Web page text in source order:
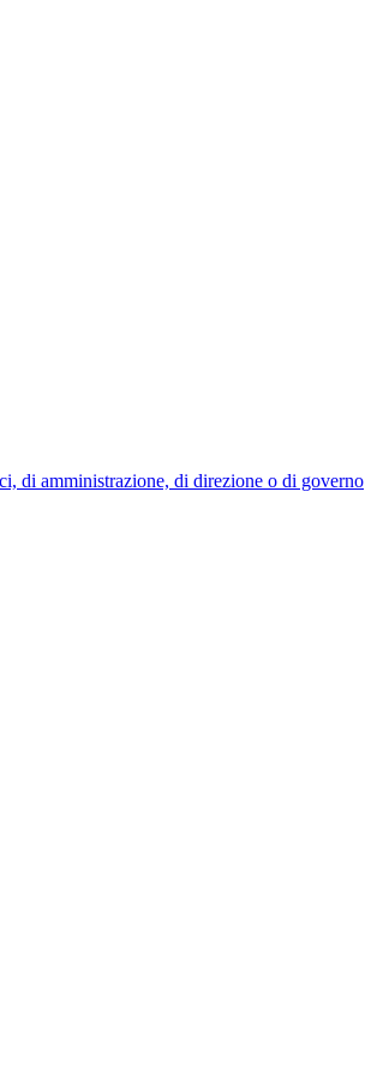
di amministrazione, di direzione o di governo